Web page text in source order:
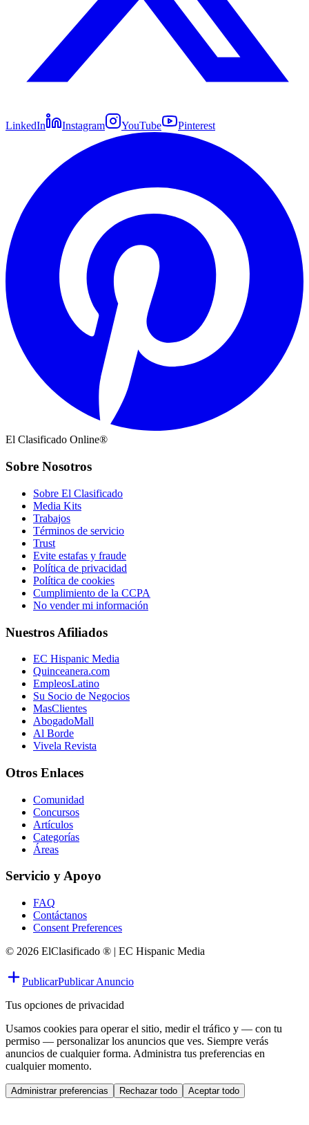
LinkedIn Instagram YouTube Pinterest
El Clasificado Online®
Sobre Nosotros
Sobre El Clasificado
Media Kits
Trabajos
Términos de servicio
Trust
Evite estafas y fraude
Política de privacidad
Política de cookies
Cumplimiento de la CCPA
No vender mi información
Nuestros Afiliados
EC Hispanic Media
Quinceanera.com
EmpleosLatino
Su Socio de Negocios
MasClientes
AbogadoMall
Al Borde
Vivela Revista
Otros Enlaces
Comunidad
Concursos
Artículos
Categorías
Áreas
Servicio y Apoyo
FAQ
Contáctanos
Consent Preferences
© 2026 ElClasificado ® | EC Hispanic Media
PublicarPublicar Anuncio
Tus opciones de privacidad
Usamos cookies para operar el sitio, medir el tráfico y — con tu
permiso — personalizar los anuncios que ves. Siempre verás
anuncios de cualquier forma. Administra tus preferencias en
cualquier momento.
Administrar preferencias Rechazar todo Aceptar todo